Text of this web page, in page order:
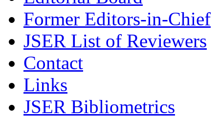
Former Editors-in-Chief
JSER List of Reviewers
Contact
Links
JSER Bibliometrics